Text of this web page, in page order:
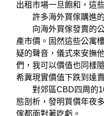
出租市場一旦飽和，這
許多海外買傢購進的
向海外買傢發賣的公
產市價。固然這些公寓
疑的聲音，儀式來安撫
們，我可以價值也同樣
希冀現實價值下跌到達
對郊區CBD四周的10
態剖析，發明買價年夜
傢都面對著吃虧。